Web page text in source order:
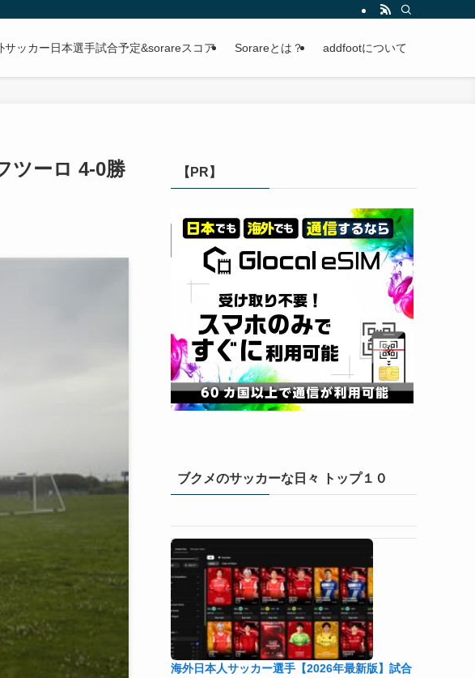
サッカー日本選手試合予定&sorareスコア Sorareとは？ addfootについて
ツーロ 4-0勝
【PR】
ブクメのサッカーな日々 トップ１０
海外日本人サッカー選手【2026年最新版】試合